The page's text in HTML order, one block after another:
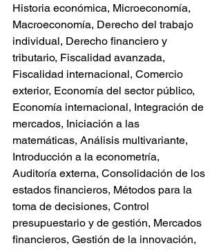
Historia económica, Microeconomía,
Macroeconomía, Derecho del trabajo
individual, Derecho financiero y
tributario, Fiscalidad avanzada,
Fiscalidad internacional, Comercio
exterior, Economía del sector público,
Economía internacional, Integración de
mercados, Iniciación a las
matemáticas, Análisis multivariante,
Introducción a la econometría,
Auditoría externa, Consolidación de los
estados financieros, Métodos para la
toma de decisiones, Control
presupuestario y de gestión, Mercados
financieros, Gestión de la innovación,